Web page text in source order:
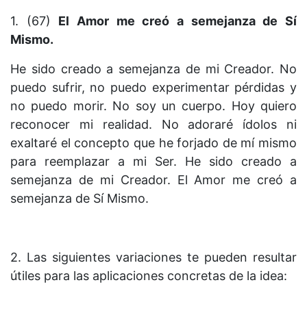
1. (67) El Amor me creó a semejanza de Sí
Mismo.
He sido creado a semejanza de mi Creador. No
puedo sufrir, no puedo experimentar pérdidas y
no puedo morir. No soy un cuerpo. Hoy quiero
reconocer mi realidad. No adoraré ídolos ni
exaltaré el concepto que he forjado de mí mismo
para reemplazar a mi Ser. He sido creado a
semejanza de mi Creador. El Amor me creó a
semejanza de Sí Mismo.
2. Las siguientes variaciones te pueden resultar
útiles para las aplicaciones concretas de la idea: